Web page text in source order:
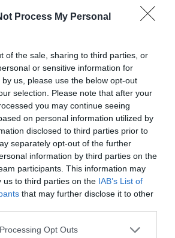
Process My Personal
of the sale, sharing to third parties, or
or sensitive information for
us, please use the below opt-out
selection. Please note that after your
you may continue seeing
on personal information utilized by
disclosed to third parties prior to
separately opt-out of the further
information by third parties on the
participants. This information may
us to third parties on the IAB’s List of
that may further disclose it to other
website/app uses one or more Google
Opt Outs
hanema világban tapasztalt
munkaerőpiaci átalakulások (AI
a tudást, nélkülözhetetlennek mutatják
még akkor sem, ha túlterheltek.
szemben, cégen belül sem
megtartását fontosabbnak tartják,
kor a nyugdíj előtt állóknak a
amitől rettegnek a